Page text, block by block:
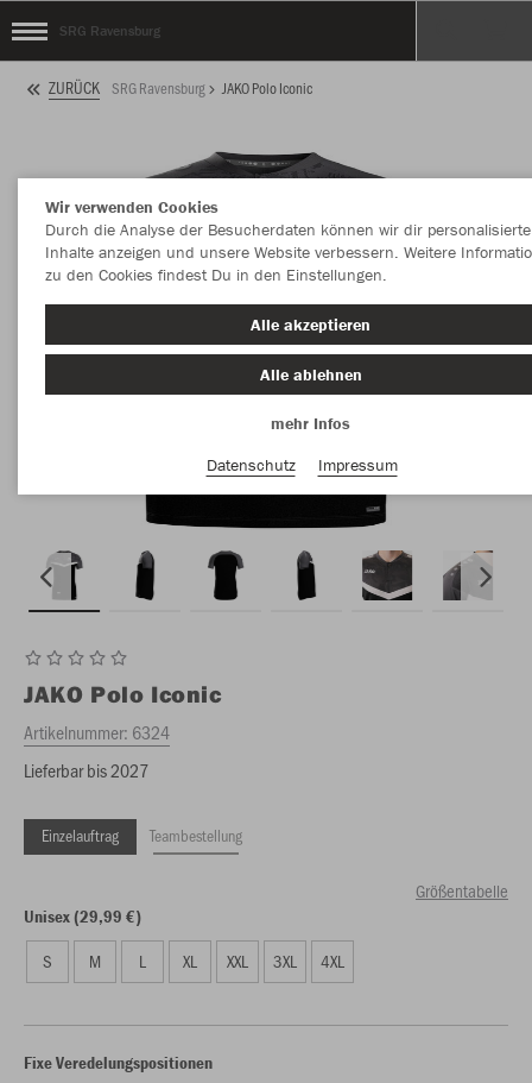
SRG Ravensburg
ZURÜCK SRG Ravensburg JAKO Polo Iconic
JAKO Polo Iconic
Artikelnummer: 6324
Lieferbar bis 2027
Einzelauftrag Teambestellung
Größentabelle
Unisex (29,99 €)
S M L XL XXL 3XL 4XL
Fixe Veredelungspositionen
Wir verwenden Cookies
Durch die Analyse der Besucherdaten können wir dir personalisierte
Inhalte anzeigen und unsere Website verbessern. Weitere
zu den Cookies findest Du in den Einstellungen.
Alle akzeptieren
Alle ablehnen
mehr Infos
Datenschutz
Impressum